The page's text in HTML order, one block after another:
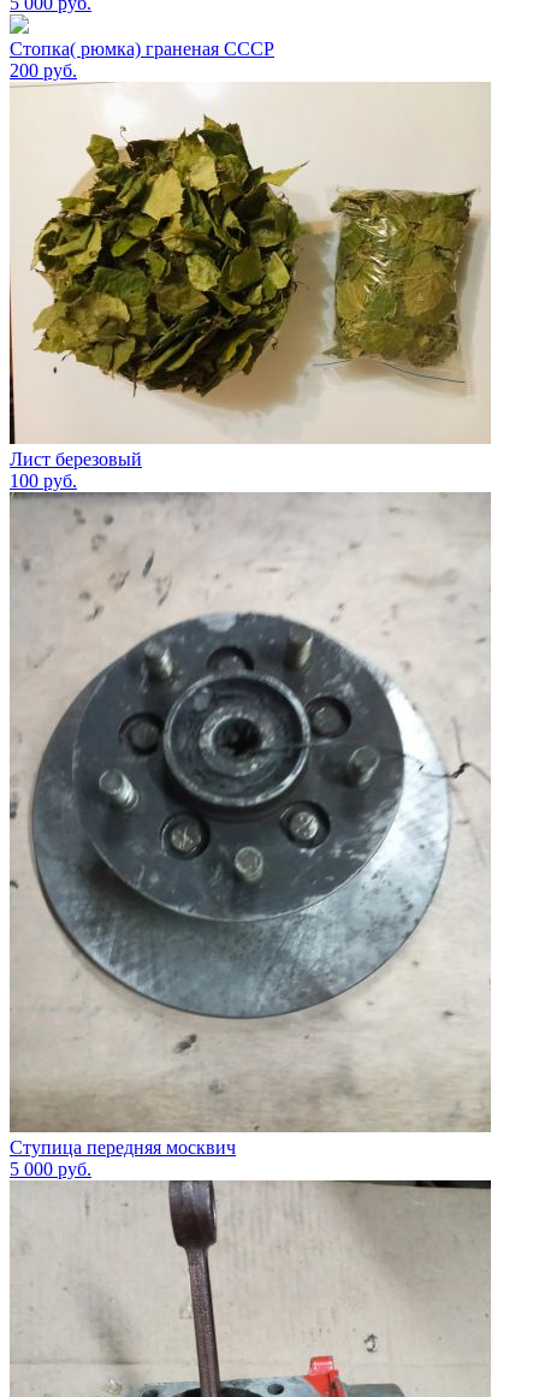
Стопка( рюмка) граненая СССР
200 руб.
Лист березовый
100 руб.
Ступица передняя москвич
5 000 руб.